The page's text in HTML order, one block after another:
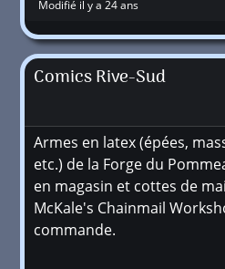
Modifié il y a 24 ans
Comics Rive-Sud
Armes en latex (épées,
etc.) de la Forge du
en magasin et cottes de
McKale's Chainmail
commande.